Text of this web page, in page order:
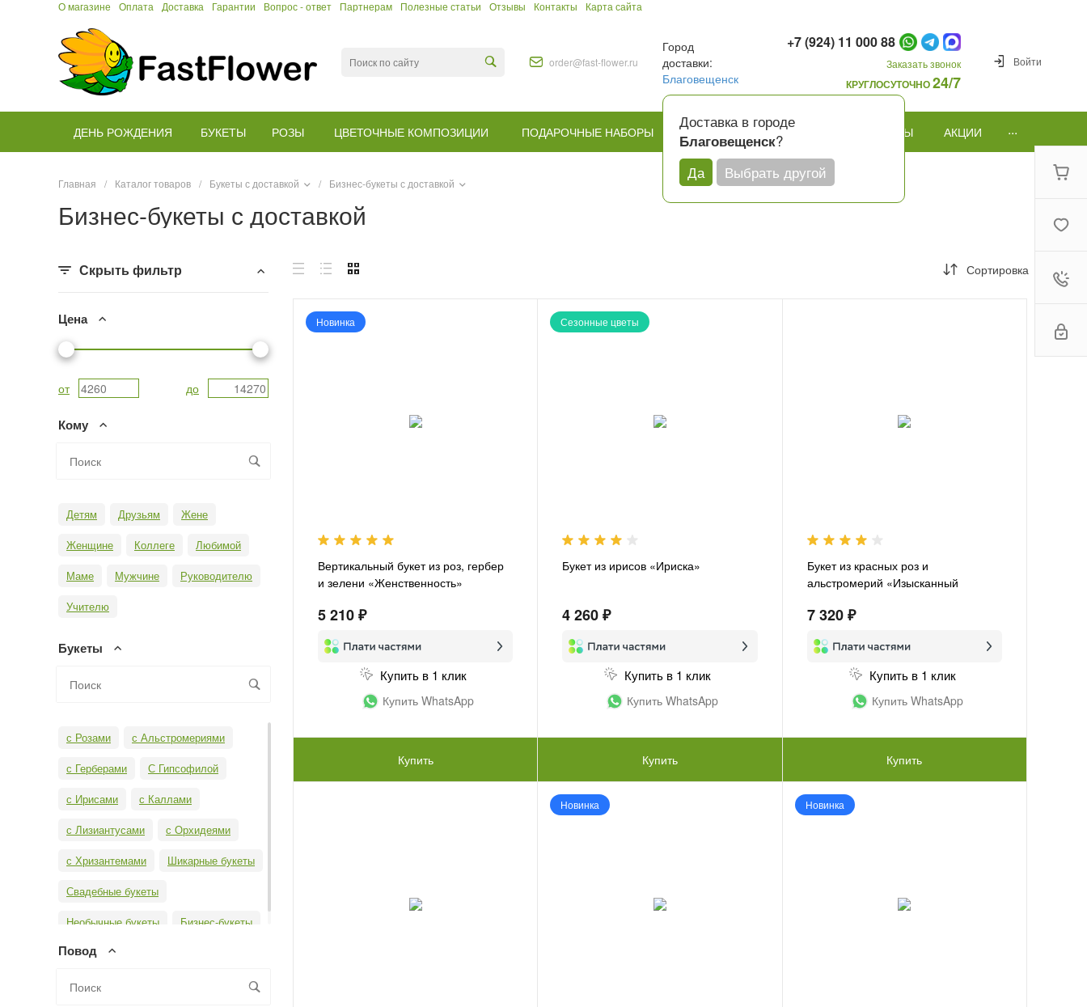
О магазине Оплата Доставка Гарантии Вопрос - ответ Партнерам Полезные статьи Отзывы Контакты Карта сайта
order@fast-flower.ru
Город
доставки:
Благовещенск
Доставка в городе
Благовещенск?
Да
Выбрать другой
+7 (924) 11 000 88
Заказать звонок
КРУГЛОСУТОЧНО24/7
Войти
ДЕНЬ РОЖДЕНИЯ БУКЕТЫ РОЗЫ ЦВЕТОЧНЫЕ КОМПОЗИЦИИ ПОДАРОЧНЫЕ НАБОРЫ КОМУ ПОВОД ПОДАРКИ И ШАРЫ АКЦИИ ...
Главная / Каталог товаров / Букеты с доставкой / Бизнес-букеты с доставкой
Бизнес-букеты с доставкой
Скрыть фильтр
Цена
от до
Кому
Детям Друзьям
Жене
Женщине
Коллеге
Любимой
Маме
Мужчине
Руководителю
Учителю
Букеты
с Розами
с Альстромериями
с Герберами
С Гипсофилой
с Ирисами
с Каллами
с Лизиантусами
с Орхидеями
с Хризантемами
Шикарные букеты
Свадебные букеты
Необычные букеты
Бизнес-букеты
Повод
Сортировка
Новинка
Вертикальный букет из роз, гербер
и зелени «Женственность»
5 210 ₽
Купить в 1 клик
Купить WhatsApp
Купить
Сезонные цветы
Букет из ирисов «Ириска»
4 260 ₽
Купить в 1 клик
Купить WhatsApp
Купить
Букет из красных роз и
альстромерий «Изысканный
7 320 ₽
Купить в 1 клик
Купить WhatsApp
Купить
Новинка Новинка